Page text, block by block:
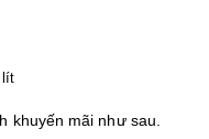
lít
khuyến mãi như sau.